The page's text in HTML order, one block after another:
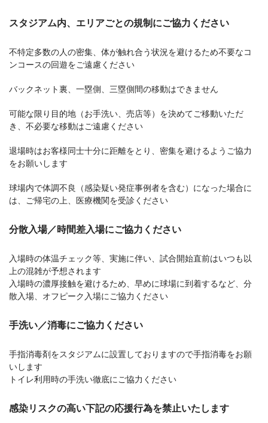
スタジアム内、エリアごとの規制にご協力ください
不特定多数の人の密集、体が触れ合う状況を避けるため不要なコ
ンコースの回遊をご遠慮ください
バックネット裏、一塁側、三塁側間の移動はできません
可能な限り目的地（お手洗い、売店等）を決めてご移動いただ
き、不必要な移動はご遠慮ください
退場時はお客様同士十分に距離をとり、密集を避けるようご協力
をお願いします
球場内で体調不良（感染疑い発症事例者を含む）になった場合に
は、ご帰宅の上、医療機関を受診ください
分散入場／時間差入場にご協力ください
入場時の体温チェック等、実施に伴い、試合開始直前はいつも以
上の混雑が予想されます
入場時の濃厚接触を避けるため、早めに球場に到着するなど、分
散入場、オフピーク入場にご協力ください
手洗い／消毒にご協力ください
手指消毒剤をスタジアムに設置しておりますので手指消毒をお願
いします
トイレ利用時の手洗い徹底にご協力ください
感染リスクの高い下記の応援行為を禁止いたします